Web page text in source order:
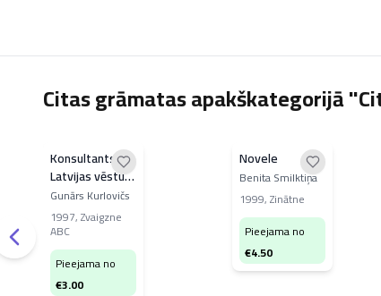
Citas grāmatas apakškategorijā
Konsultants
Latvijas vēsturē
un civilzinībās 2
Gunārs Kurlovičs
1997,Zvaigzne
ABC
Pieejama no
€3.00
Novele
Benita Smilktiņa
1999,Zinātne
Pieejama no
€4.50